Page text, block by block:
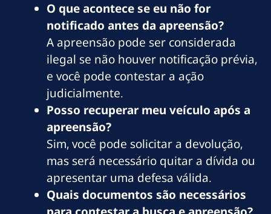
O que acontece se eu não for
notificado antes da apreensão?
A apreensão pode ser considerada
ilegal se não houver notificação prévia,
e você pode contestar a ação
judicialmente.
Posso recuperar meu veículo após a
apreensão?
Sim, você pode solicitar a devolução,
mas será necessário quitar a dívida ou
apresentar uma defesa válida.
Quais documentos são necessários